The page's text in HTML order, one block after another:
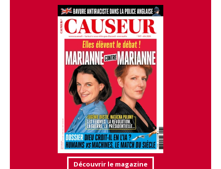
Découvrir le magazine